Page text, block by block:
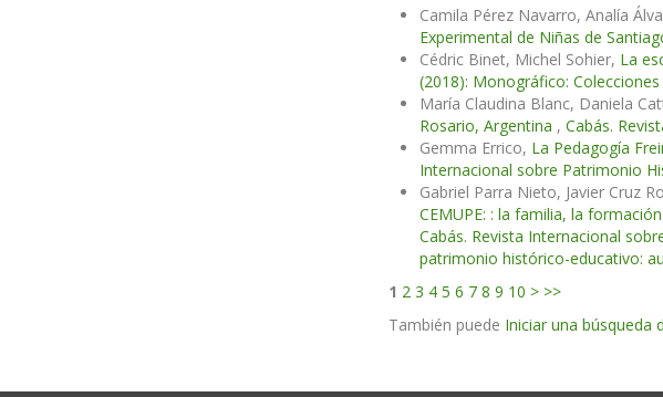
Camila Pérez Navarro, Analía
Experimental de Niñas de
Cédric Binet, Michel Sohier, La
(2018): Monográfico:
María Claudina Blanc, Daniela
Rosario, Argentina , Cabás.
Gemma Errico, La Pedagogía
Internacional sobre Patrimonio
Gabriel Parra Nieto, Javier Cruz
CEMUPE: : la familia, la
Cabás. Revista Internacional
patrimonio histórico-educativo:
1 2 3 4 5 6 7 8 9 10 > >>
También puede Iniciar una búsqueda